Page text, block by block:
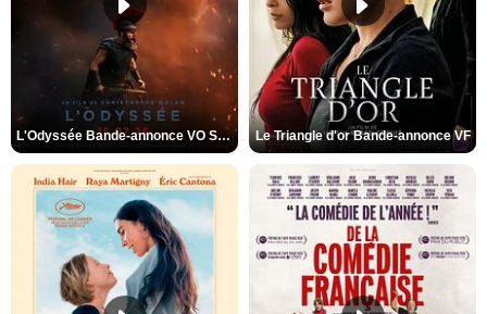
L'Odyssée Bande-annonce VO STFR Le Triangle d'or Bande-annonce VF